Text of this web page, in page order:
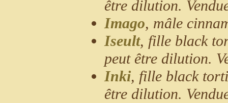
être dilution.
Imago, mâle
Iseult, fille black
peut être dilution.
Inki, fille black
être dilution.